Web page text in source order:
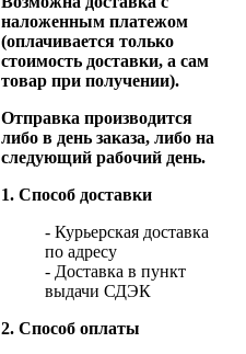
наложенным платежом
(оплачивается только
стоимость доставки, а сам
товар при получении).
Отправка производится
либо в день заказа, либо на
следующий рабочий день.
1. Способ доставки
- Курьерская доставка
по адресу
- Доставка в пункт
выдачи СДЭК
2. Способ оплаты